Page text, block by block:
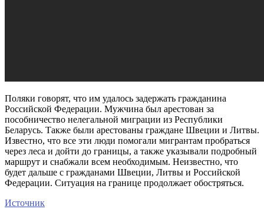
Поляки говорят, что им удалось задержать гражданина
Российской Федерации. Мужчина был арестован за
пособничество нелегальной миграции из Республики
Беларусь. Также были арестованы граждане Швеции и Литвы.
Известно, что все эти люди помогали мигрантам пробраться
через леса и дойти до границы, а также указывали подробный
маршрут и снабжали всем необходимым. Неизвестно, что
будет дальше с гражданами Швеции, Литвы и Российской
Федерации. Ситуация на границе продолжает обостряться.
Источник